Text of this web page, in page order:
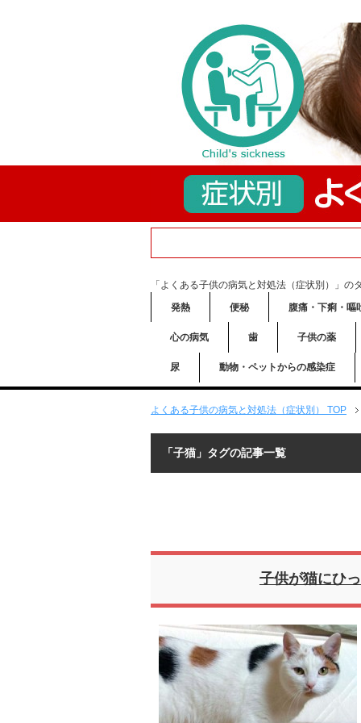
「よくある子供の病気と対処法（症状別）」の
発熱
便秘 腹痛・下痢・嘔
心の病気 歯 子供の薬
尿 動物・ペットからの感染症
よくある子供の病気と対処法（症状別） TOP
「子猫」タグの記事一覧
子供が猫にひ